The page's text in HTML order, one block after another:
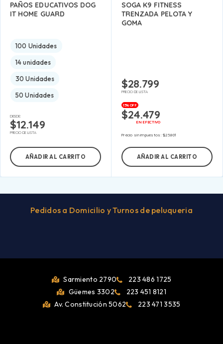
PAÑOS EDUCATIVOS DOG
IT HOME GUARD
100 Unidades
14 unidades
30 Unidades
50 Unidades
DESDE:
$12.149
PRECIO DE LISTA
AÑADIR AL CARRITO
SOGA K9 FITNESS
TRENZADA PELOTA Y
GOMA
$28.799
PRECIO DE LISTA
15% OFF
$24.479
EN EFECTIVO
Precio sin impuestos:$23.801
AÑADIR AL CARRITO
Pedidos a Domicilio y Turnos de peluqueria
Sarmiento 2790
223 486 1725
Güemes 3302
223 451 8121
Av. Constitución 5062
223 471 3535